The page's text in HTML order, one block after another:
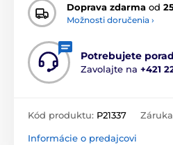
Doprava zdarma od
Možnosti doručenia ›
Potrebujete
Zavolajte na +421
Kód produktu: P21337
Informácie o predajcovi